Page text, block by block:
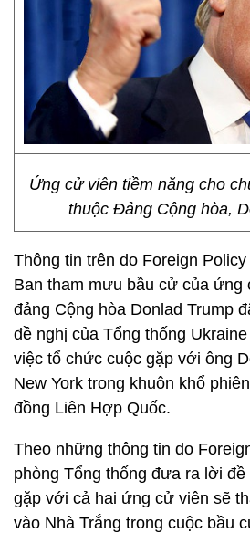
Ứng cử viên tiềm năng cho
thuộc Đảng Cộng hòa,
Thông tin trên do Foreign
Ban tham mưu bầu cử của ứng
đảng Cộng hòa Donlad Trump
đề nghị của Tổng thống
việc tổ chức cuộc gặp với ông
New York trong khuôn khổ
đồng Liên Hợp Quốc.
Theo những thông tin do
phòng Tổng thống đưa ra lời
gặp với cả hai ứng cử viên sẽ
vào Nhà Trắng trong cuộc bầu